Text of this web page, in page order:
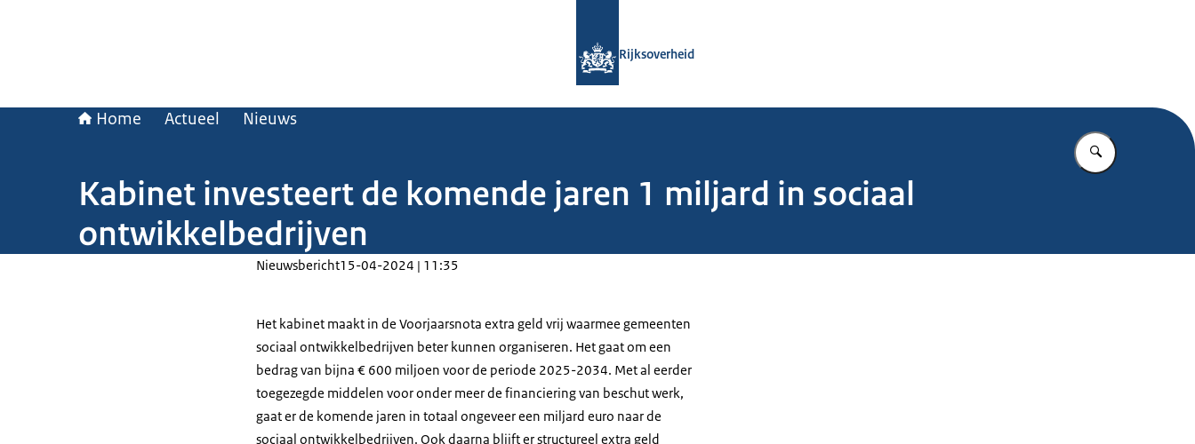
Rijksoverheid
Home Actueel Nieuws
Vul in wat u
Kabinet investeert de komende jaren 1 miljard in sociaal
ontwikkelbedrijven
Nieuwsbericht15-04-2024 | 11:35
Het kabinet maakt in de Voorjaarsnota extra geld vrij waarmee gemeenten
sociaal ontwikkelbedrijven beter kunnen organiseren. Het gaat om een
bedrag van bijna € 600 miljoen voor de periode 2025-2034. Met al eerder
toegezegde middelen voor onder meer de financiering van beschut werk,
gaat er de komende jaren in totaal ongeveer een miljard euro naar de
sociaal ontwikkelbedrijven. Ook daarna blijft er structureel extra geld